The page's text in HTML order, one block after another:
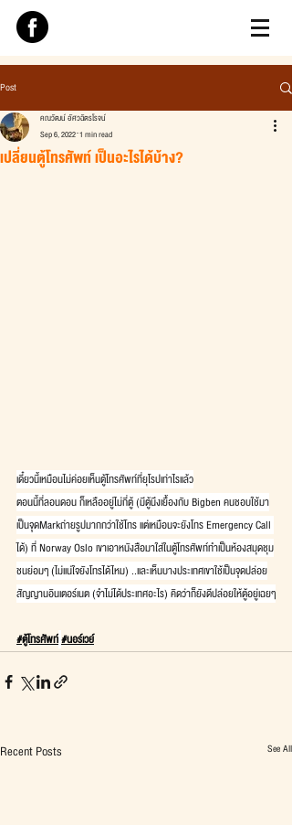
Post
เปลี่ยนตู้โทรศัพท์ เป็นอะไรได้บ้าง?
คณวัฒน์ อัศวฉัตรโรจน์
Sep 6, 2022 1 min read
เดี๋ยวนี้เหมือนไม่ค่อยเห็นตู้โทรศัพท์ที่ยุโรปเท่าไรแล้ว
ตอนนี้ที่ลอนดอน ก็เหลืออยู่ไม่กี่ตู้ (มีตู้นึงเยื้องกับ Bigben คนชอบใช้มา
เป็นจุดMarkถ่ายรูปมากกว่าใช้โทร แต่เหมือนจะยังโทร Emergency Call
ได้) ที่ Norway Oslo เขาเอาหนังสือมาใส่ในตู้โทรศัพท์ทำเป็นห้องสมุดชุม
ชนย่อมๆ (ไม่แน่ใจยังโทรได้ไหม) ..และเห็นบางประเทศเขาใช้เป็นจุดปล่อย
สัญญานอินเตอร์เนต (จำไม่ได้ประเทศอะไร) คิดว่าก็ยังดีปล่อยให้ตู้อยู่เฉยๆ
#ตู้โทรศัพท์#นอร์เวย์
Recent Posts See All